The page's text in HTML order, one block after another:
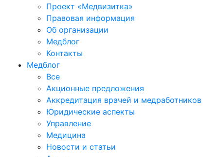
Проект «Медвизитка»
Правовая информация
Об организации
Медблог
Контакты
Медблог
Все
Акционные предложения
Аккредитация врачей и медработников
Юридические аспекты
Управление
Медицина
Новости и статьи